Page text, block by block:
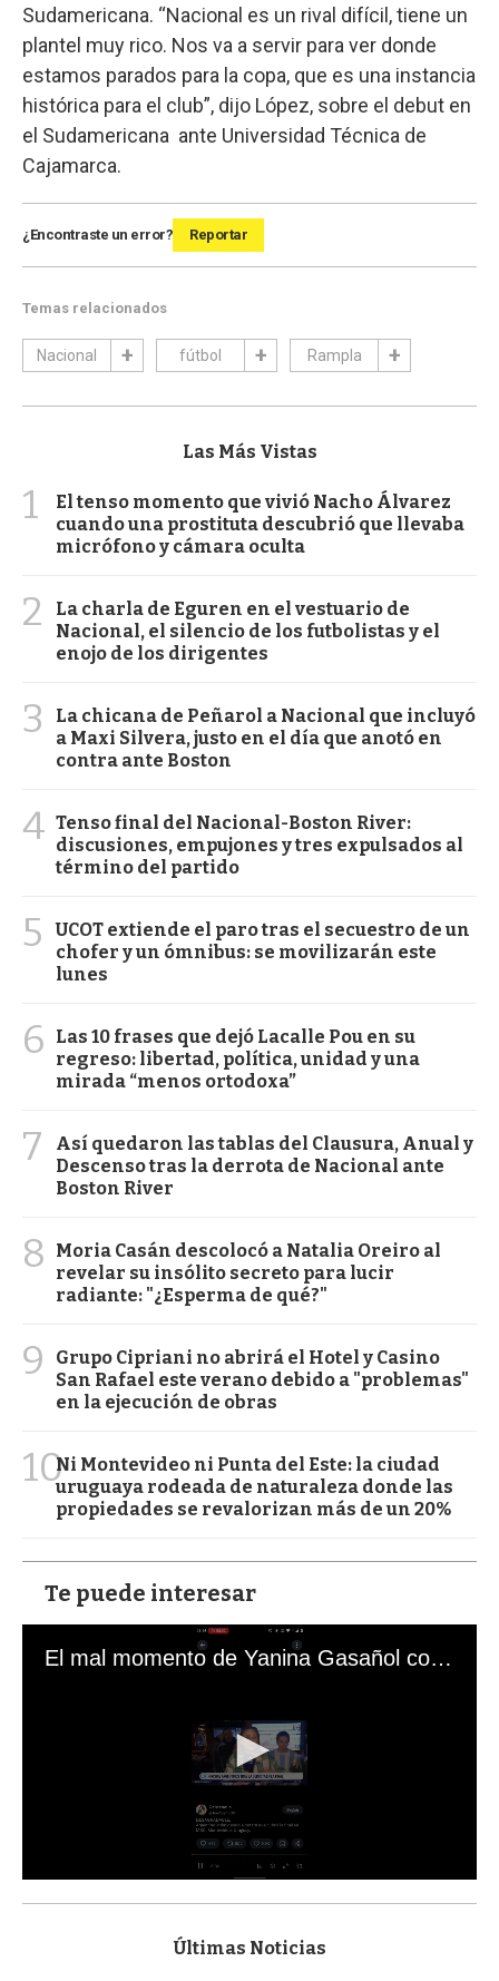
Sudamericana. “Nacional es un rival difícil, tiene un
plantel muy rico. Nos va a servir para ver donde
estamos parados para la copa, que es una instancia
histórica para el club”, dijo López, sobre el debut en
el Sudamericana ante Universidad Técnica de
Cajamarca.
¿Encontraste un error? Reportar
Temas relacionados
Nacional fútbol Rampla
Las Más Vistas
1
El tenso momento que vivió Nacho Álvarez
cuando una prostituta descubrió que llevaba
micrófono y cámara oculta
2
La charla de Eguren en el vestuario de
Nacional, el silencio de los futbolistas y el
enojo de los dirigentes
3
La chicana de Peñarol a Nacional que incluyó
a Maxi Silvera, justo en el día que anotó en
contra ante Boston
4 Tenso final del Nacional-Boston River:
discusiones, empujones y tres expulsados al
término del partido
5
UCOT extiende el paro tras el secuestro de un
chofer y un ómnibus: se movilizarán este
lunes
6
Las 10 frases que dejó Lacalle Pou en su
regreso: libertad, política, unidad y una
mirada “menos ortodoxa”
7
Así quedaron las tablas del Clausura, Anual y
Descenso tras la derrota de Nacional ante
Boston River
8
Moria Casán descolocó a Natalia Oreiro al
revelar su insólito secreto para lucir
radiante: "¿Esperma de qué?"
9
Grupo Cipriani no abrirá el Hotel y Casino
San Rafael este verano debido a "problemas"
en la ejecución de obras
10Ni Montevideo ni Punta del Este: la ciudad
uruguaya rodeada de naturaleza donde las
propiedades se revalorizan más de un 20%
Te puede interesar
El mal momento de Yanina Gasañol con un hincha argentino en "Subrayado"
s
Últimas Noticias